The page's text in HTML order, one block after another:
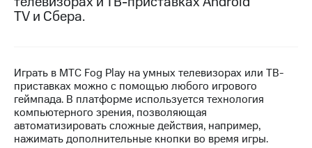
Достижения
Финансовая
отчетность
Контакты
Новости
TV и Сбера.
Играть в МТС Fog Play на умных телевизорах или ТВ-
приставках можно с помощью любого игрового
геймпада. В платформе используется технология
компьютерного зрения, позволяющая
автоматизировать сложные действия, например,
нажимать дополнительные кнопки во время игры.